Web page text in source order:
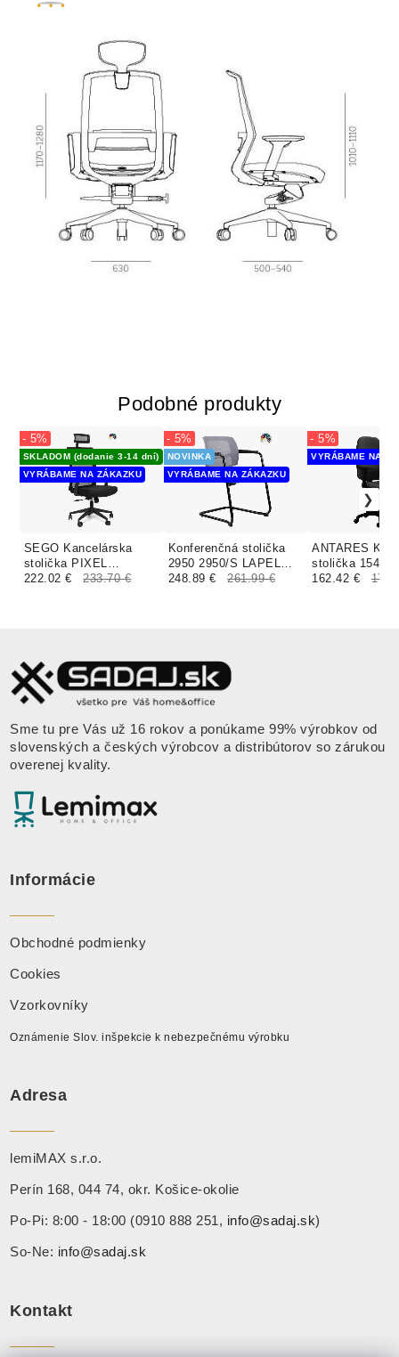
Podobné produkty
SEGO Kancelárska
stolička PIXEL
čalúnenie PALLADIO
SKLADOM (dodanie 3-14 dní)
VYRÁBAME NA ZÁKAZKU
- 5%
222.02 € 233.70 €
Konferenčná stolička
2950 2950/S LAPEL
VISITOR čalúnenie
NOVINKA
VYRÁBAME NA ZÁKAZKU
- 5%
248.89 € 261.99 €
ANTARES
stolička 1540
čalúnenie
VYRÁBAME NA
- 5%
162.42 €
Sme tu pre Vás už 16 rokov a ponúkame 99% výrobkov od
slovenských a českých výrobcov a distribútorov so zárukou
overenej kvality.
Informácie
Obchodné podmienky
Cookies
Vzorkovníky
Oznámenie Slov. inšpekcie k nebezpečnému výrobku
Adresa
lemiMAX s.r.o.
Perín 168, 044 74, okr. Košice-okolie
Po-Pi: 8:00 - 18:00 (0910 888 251, info@sadaj.sk)
So-Ne: info@sadaj.sk
Kontakt